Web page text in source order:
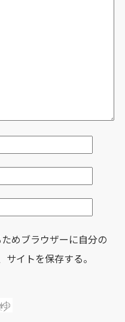
めブラウザーに自分の
イトを保存する。